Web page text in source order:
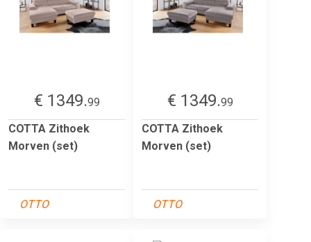
€ 1349.99
COTTA Zithoek
Morven (set)
OTTO
€ 1349.99
COTTA Zithoek
Morven (set)
OTTO